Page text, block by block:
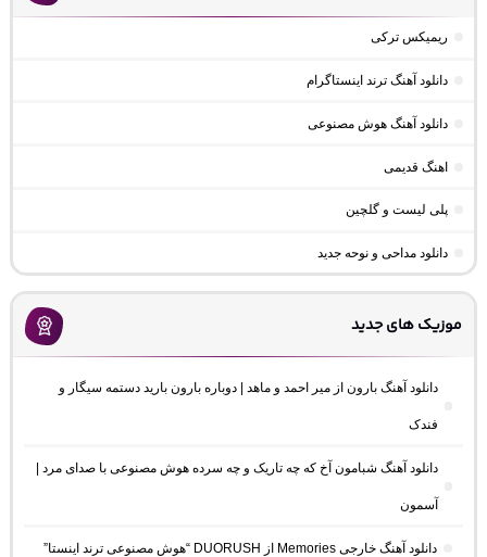
ریمیکس ترکی
دانلود آهنگ ترند اینستاگرام
دانلود آهنگ هوش مصنوعی
اهنگ قدیمی
پلی لیست و گلچین
دانلود مداحی و نوحه جدید
موزیک های جدید
دانلود آهنگ بارون از میر احمد و ماهد | دوباره بارون بارید دستمه سیگار و
فندک
دانلود آهنگ شبامون آخ که چه تاریک و چه سرده هوش مصنوعی با صدای مرد |
آسمون
دانلود آهنگ خارجی Memories از DUORUSH “هوش مصنوعی ترند اینستا”